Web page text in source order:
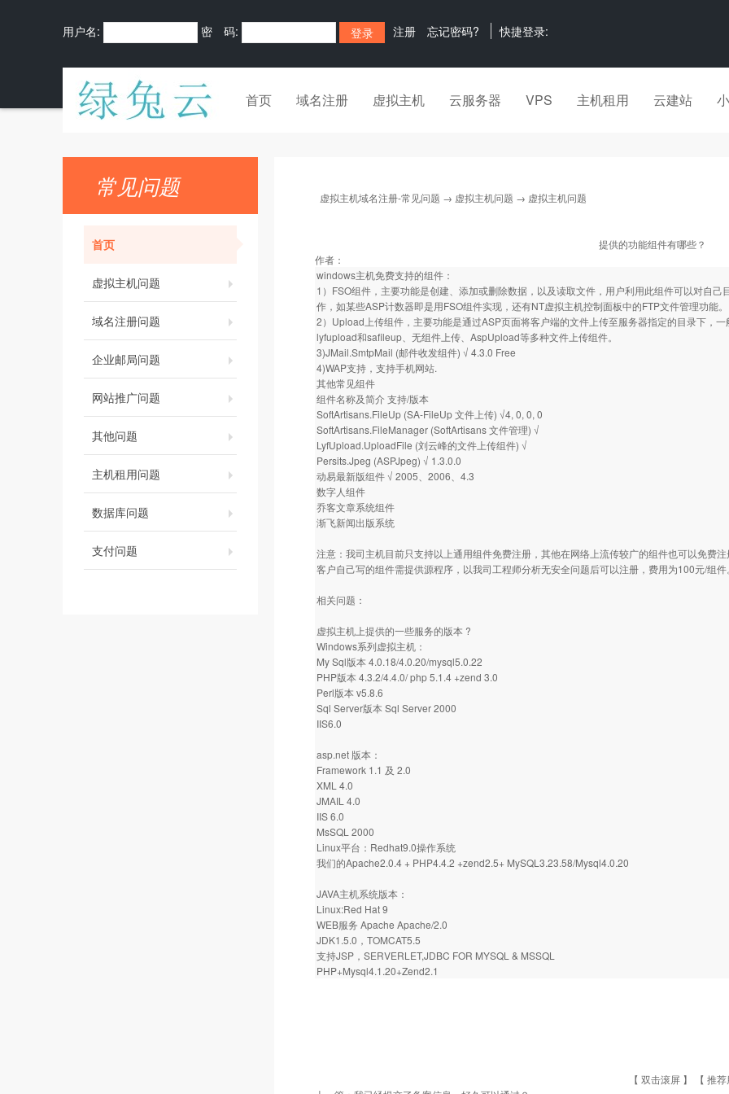
用户名: 密 码: 注册 忘记密码? 快捷登录:
首页 域名注册 虚拟主机 云服务器 VPS 主机租用 云建站
常见问题
首页
虚拟主机问题
域名注册问题
企业邮局问题
网站推广问题
其他问题
主机租用问题
数据库问题
支付问题
虚拟主机域名注册-常见问题 → 虚拟主机问题 → 虚拟主机问题
提供的功能组件有哪些？
作者：
windows主机免费支持的组件：
1）FSO组件，主要功能是创建、添加或删除数据，以及读取文件，用户利用此组件可以对自
作，如某些ASP计数器即是用FSO组件实现，还有NT虚拟主机控制面板中的FTP文件管理功能。
2）Upload上传组件，主要功能是通过ASP页面将客户端的文件上传至服务器指定的目录下，
lyfupload和safileup、无组件上传、AspUpload等多种文件上传组件。
3)JMail.SmtpMail (邮件收发组件) √ 4.3.0 Free
4)WAP支持，支持手机网站.
其他常见组件
组件名称及简介 支持/版本
SoftArtisans.FileUp (SA-FileUp 文件上传) √4, 0, 0, 0
SoftArtisans.FileManager (SoftArtisans 文件管理) √
LyfUpload.UploadFile (刘云峰的文件上传组件) √
Persits.Jpeg (ASPJpeg) √ 1.3.0.0
动易最新版组件 √ 2005、2006、4.3
数字人组件
乔客文章系统组件
渐飞新闻出版系统
注意：我司主机目前只支持以上通用组件免费注册，其他在网络上流传较广的组件也可以免费注
客户自己写的组件需提供源程序，以我司工程师分析无安全问题后可以注册，费用为100元/组件
相关问题：
虚拟主机上提供的一些服务的版本 ?
Windows系列虚拟主机：
My Sql版本 4.0.18/4.0.20/mysql5.0.22
PHP版本 4.3.2/4.4.0/ php 5.1.4 +zend 3.0
Perl版本 v5.8.6
Sql Server版本 Sql Server 2000
IIS6.0
asp.net 版本：
Framework 1.1 及 2.0
XML 4.0
JMAIL 4.0
IIS 6.0
MsSQL 2000
Linux平台：Redhat9.0操作系统
我们的Apache2.0.4 + PHP4.4.2 +zend2.5+ MySQL3.23.58/Mysql4.0.20
JAVA主机系统版本：
Linux:Red Hat 9
WEB服务 Apache Apache/2.0
JDK1.5.0，TOMCAT5.5
支持JSP，SERVERLET,JDBC FOR MYSQL & MSSQL
PHP+Mysql4.1.20+Zend2.1
【 双击滚屏 】 【 推荐